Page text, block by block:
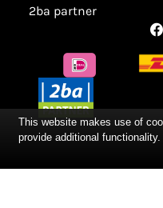
2ba partner
This website makes use of
provide additional functionality.